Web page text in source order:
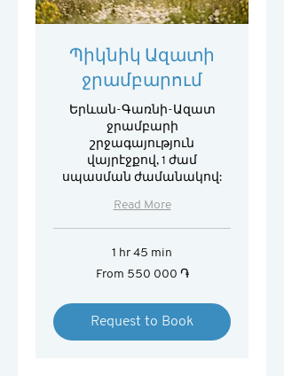
Պիկնիկ Ազատի
ջրամբարում
Երևան-Գառնի-Ազատ
ջրամբարի
շրջագայություն
վայրէջքով, 1 ժամ
սպասման ժամանակով:
Read More
1 hr 45 min
From 550 000 ֏
Request to Book